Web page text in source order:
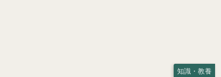
知識・教養